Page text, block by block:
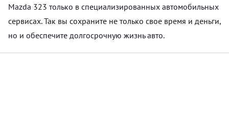
Mazda 323 только в специализированных автомобильных
сервисах. Так вы сохраните не только свое время и деньги,
но и обеспечите долгосрочную жизнь авто.